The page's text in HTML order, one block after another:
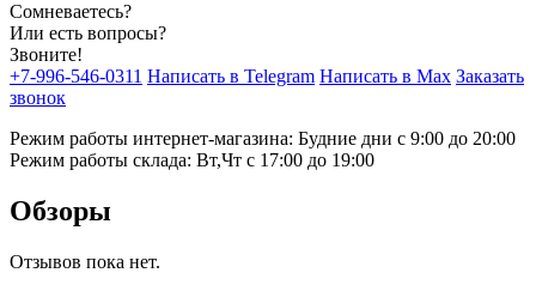
Сомневаетесь?
Или есть вопросы?
Звоните!
+7-996-546-0311 Написать в Telegram Написать в Max Заказать
звонок
Режим работы интернет-магазина: Будние дни с 9:00 до 20:00
Режим работы склада: Вт,Чт с 17:00 до 19:00
Обзоры
Отзывов пока нет.